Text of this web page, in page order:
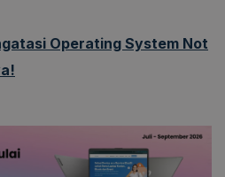
Operating System Not